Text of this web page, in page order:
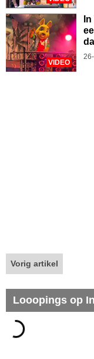
VIDEO
Vorig artikel
Looopings op